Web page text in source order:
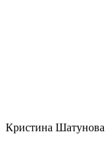
Кристина Шатунова